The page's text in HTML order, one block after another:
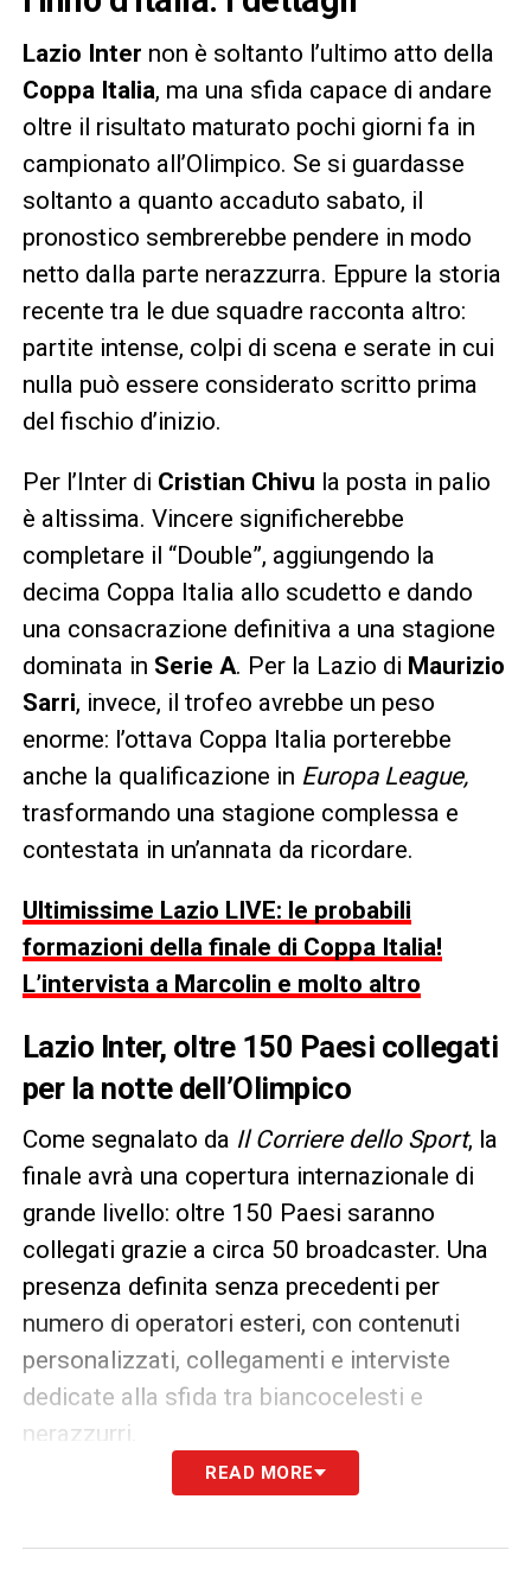
Lazio Inter non è soltanto l’ultimo atto della
Coppa Italia, ma una sfida capace di andare
oltre il risultato maturato pochi giorni fa in
campionato all’Olimpico. Se si guardasse
soltanto a quanto accaduto sabato, il
pronostico sembrerebbe pendere in modo
netto dalla parte nerazzurra. Eppure la storia
recente tra le due squadre racconta altro:
partite intense, colpi di scena e serate in cui
nulla può essere considerato scritto prima
del fischio d’inizio.
Per l’Inter di Cristian Chivu la posta in palio
è altissima. Vincere significherebbe
completare il “Double”, aggiungendo la
decima Coppa Italia allo scudetto e dando
una consacrazione definitiva a una stagione
dominata in Serie A. Per la Lazio di Maurizio
Sarri, invece, il trofeo avrebbe un peso
enorme: l’ottava Coppa Italia porterebbe
anche la qualificazione in Europa League,
trasformando una stagione complessa e
contestata in un’annata da ricordare.
Ultimissime Lazio LIVE: le probabili
formazioni della finale di Coppa Italia!
L’intervista a Marcolin e molto altro
Lazio Inter, oltre 150 Paesi collegati
per la notte dell’Olimpico
Come segnalato da Il Corriere dello Sport, la
finale avrà una copertura internazionale di
grande livello: oltre 150 Paesi saranno
collegati grazie a circa 50 broadcaster. Una
presenza definita senza precedenti per
numero di operatori esteri, con contenuti
personalizzati, collegamenti e interviste
dedicate alla sfida tra biancocelesti e
nerazzurri.
All’Olimpico sono attesi circa 65.000
READ MORE